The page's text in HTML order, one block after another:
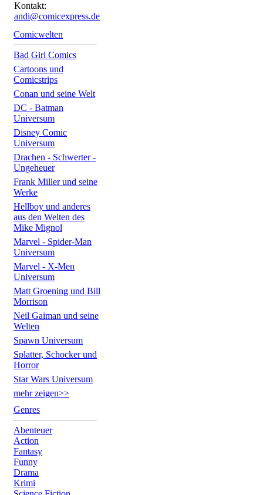
Kontakt:
andi@comicexpress.de
Comicwelten
Bad Girl Comics
Cartoons und
Comicstrips
Conan und seine Welt
DC - Batman
Universum
Disney Comic
Universum
Drachen - Schwerter -
Ungeheuer
Frank Miller und seine
Werke
Hellboy und anderes
aus den Welten des
Mike Mignol
Marvel - Spider-Man
Universum
Marvel - X-Men
Universum
Matt Groening und Bill
Morrison
Neil Gaiman und seine
Welten
Spawn Universum
Splatter, Schocker und
Horror
Star Wars Universum
mehr zeigen>>
Genres
Abenteuer
Action
Fantasy
Funny
Drama
Krimi